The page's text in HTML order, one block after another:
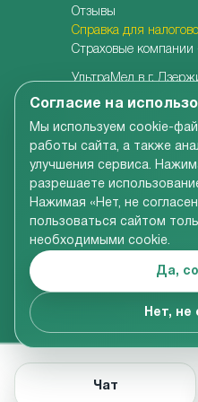
Согласие на
Мы используем cookie-
работы сайта, а также
улучшения сервиса.
разрешаете
Нажимая «Нет, не
пользоваться сайтом
необходимыми cookie.
Да,
Нет, не
Отзывы
Справка для
Страховые компании
УльтраМед в г.
УльтраМед в г. Кстово
Центр медицины
Центр врачебной
Семейная
Детская адаптивная
Вся информация,
ознакомительный
публичной офертой в
©
Чат